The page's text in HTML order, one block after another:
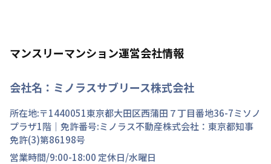
マンスリーマンション運営会社情報
会社名： ミノラスサブリース株式会社
所在地:〒1440051東京都大田区西蒲田 ７丁目番地36-7ミソノ
プラザ1階 ｜免許番号:ミノラス不動産株式会社：東京都知事
免許(3)第86198号
営業時間/9:00-18:00 定休日/水曜日